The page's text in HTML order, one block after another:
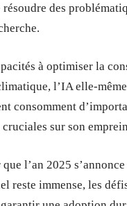
des
à optimiser la
l’IA elle-
consomment
cruciales sur son
l’an 2025
reste immense, les